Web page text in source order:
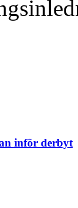
inför derbyt